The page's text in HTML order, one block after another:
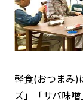
軽食(おつまみ)
ズ」「サバ味